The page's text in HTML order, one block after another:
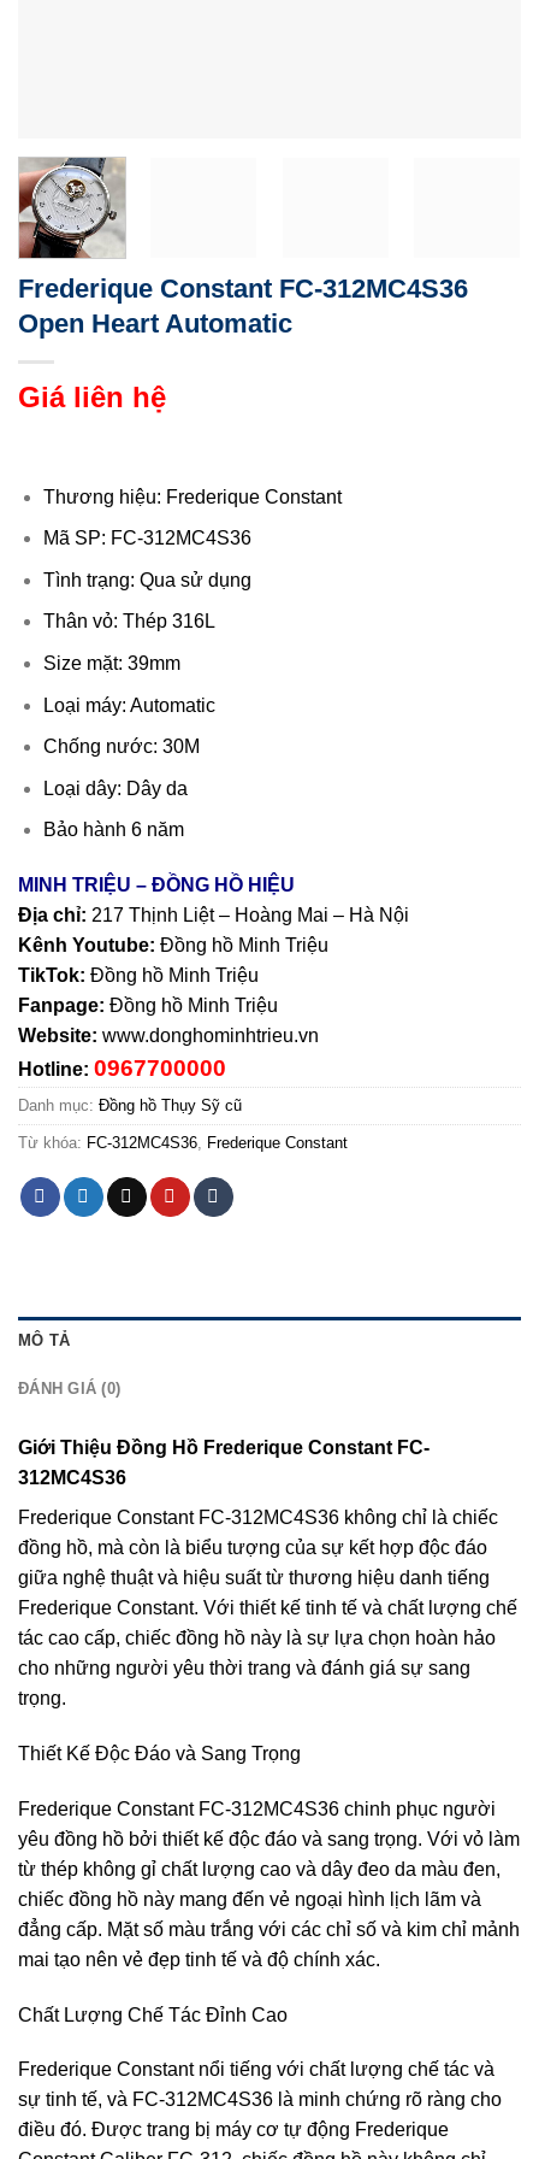
Frederique Constant FC-312MC4S36
Open Heart Automatic
Giá liên hệ
Thương hiệu: Frederique Constant
Mã SP: FC-312MC4S36
Tình trạng: Qua sử dụng
Thân vỏ: Thép 316L
Size mặt: 39mm
Loại máy: Automatic
Chống nước: 30M
Loại dây: Dây da
Bảo hành 6 năm
MINH TRIỆU – ĐỒNG HỒ HIỆU
Địa chỉ: 217 Thịnh Liệt – Hoàng Mai – Hà Nội
Kênh Youtube: Đồng hồ Minh Triệu
TikTok: Đồng hồ Minh Triệu
Fanpage: Đồng hồ Minh Triệu
Website: www.donghominhtrieu.vn
Hotline: 0967700000
Danh mục: Đồng hồ Thụy Sỹ cũ
Từ khóa: FC-312MC4S36, Frederique Constant
MÔ TẢ
ĐÁNH GIÁ (0)
Giới Thiệu Đồng Hồ Frederique Constant FC-
312MC4S36
Frederique Constant FC-312MC4S36 không chỉ là chiếc
đồng hồ, mà còn là biểu tượng của sự kết hợp độc đáo
giữa nghệ thuật và hiệu suất từ thương hiệu danh tiếng
Frederique Constant. Với thiết kế tinh tế và chất lượng chế
tác cao cấp, chiếc đồng hồ này là sự lựa chọn hoàn hảo
cho những người yêu thời trang và đánh giá sự sang
trọng.
Thiết Kế Độc Đáo và Sang Trọng
Frederique Constant FC-312MC4S36 chinh phục người
yêu đồng hồ bởi thiết kế độc đáo và sang trọng. Với vỏ làm
từ thép không gỉ chất lượng cao và dây đeo da màu đen,
chiếc đồng hồ này mang đến vẻ ngoại hình lịch lãm và
đẳng cấp. Mặt số màu trắng với các chỉ số và kim chỉ mảnh
mai tạo nên vẻ đẹp tinh tế và độ chính xác.
Chất Lượng Chế Tác Đỉnh Cao
Frederique Constant nổi tiếng với chất lượng chế tác và
sự tinh tế, và FC-312MC4S36 là minh chứng rõ ràng cho
điều đó. Được trang bị máy cơ tự động Frederique